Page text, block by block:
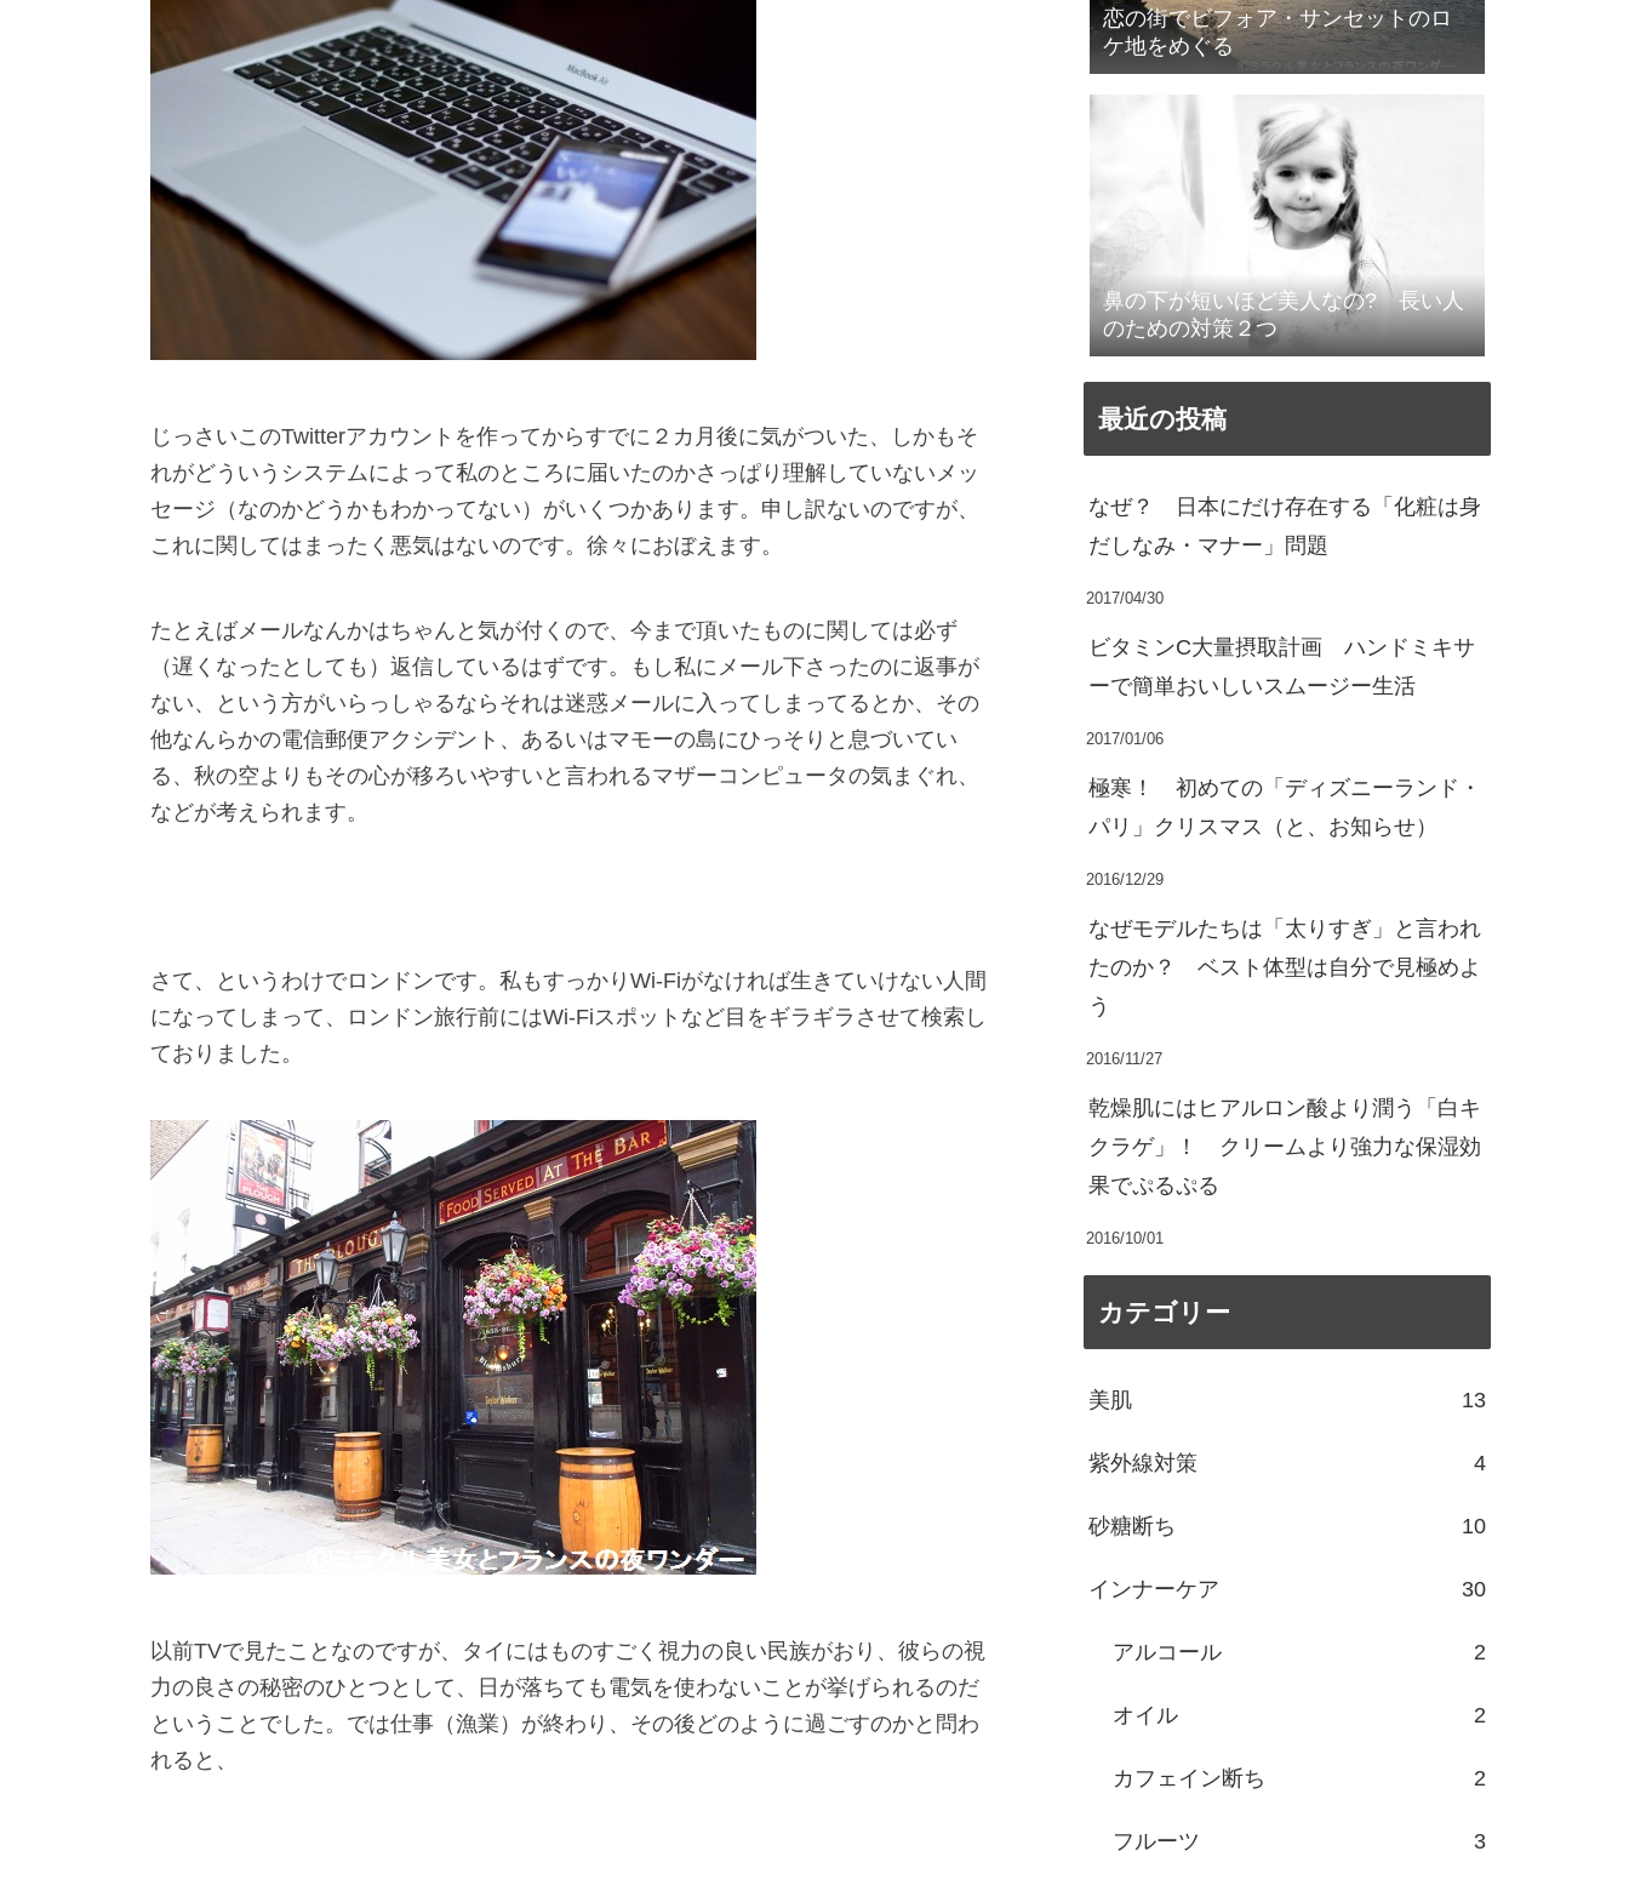
じっさいこのTwitterアカウントを作ってからすでに２カ月後に気がついた、しかもそ
れがどういうシステムによって私のところに届いたのかさっぱり理解していないメッ
セージ（なのかどうかもわかってない）がいくつかあります。申し訳ないのですが、
これに関してはまったく悪気はないのです。徐々におぼえます。
たとえばメールなんかはちゃんと気が付くので、今まで頂いたものに関しては必ず
（遅くなったとしても）返信しているはずです。もし私にメール下さったのに返事が
ない、という方がいらっしゃるならそれは迷惑メールに入ってしまってるとか、その
他なんらかの電信郵便アクシデント、あるいはマモーの島にひっそりと息づいてい
る、秋の空よりもその心が移ろいやすいと言われるマザーコンピュータの気まぐれ、
などが考えられます。
さて、というわけでロンドンです。私もすっかりWi-Fiがなければ生きていけない人間
になってしまって、ロンドン旅行前にはWi-Fiスポットなど目をギラギラさせて検索し
ておりました。
以前TVで見たことなのですが、タイにはものすごく視力の良い民族がおり、彼らの視
力の良さの秘密のひとつとして、日が落ちても電気を使わないことが挙げられるのだ
ということでした。では仕事（漁業）が終わり、その後どのように過ごすのかと問わ
れると、
恋の街でビフォア・サンセットのロ
ケ地をめぐる
鼻の下が短いほど美人なの? 長い人
のための対策２つ
最近の投稿
なぜ？ 日本にだけ存在する「化粧は身
だしなみ・マナー」問題
2017/04/30
ビタミンC大量摂取計画 ハンドミキサ
ーで簡単おいしいスムージー生活
2017/01/06
極寒！ 初めての「ディズニーランド・
パリ」クリスマス（と、お知らせ）
2016/12/29
なぜモデルたちは「太りすぎ」と言われ
たのか？ ベスト体型は自分で見極めよ
う
2016/11/27
乾燥肌にはヒアルロン酸より潤う「白キ
クラゲ」！ クリームより強力な保湿効
果でぷるぷる
2016/10/01
カテゴリー
美肌 13
紫外線対策 4
砂糖断ち 10
インナーケア 30
アルコール 2
オイル 2
カフェイン断ち 2
フルーツ 3